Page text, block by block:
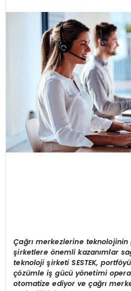
Çağrı merkezlerine
şirketlere önemli kazanımlar
teknoloji şirketi SESTEK,
çözümle iş gücü yönetimi
otomatize ediyor ve çağrı